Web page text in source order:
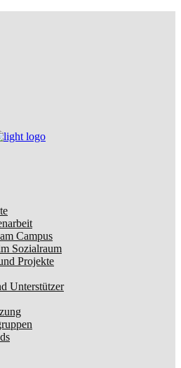
Campus
Sozialraum
Projekte
Unterstützer